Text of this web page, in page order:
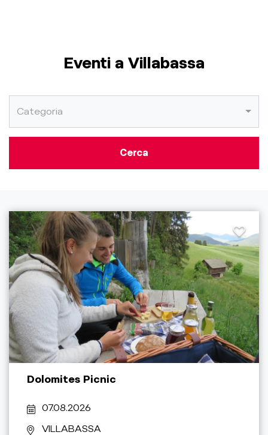
Eventi a Villabassa
Categoria
Cerca
Dolomites Picnic
07.08.2026
VILLABASSA